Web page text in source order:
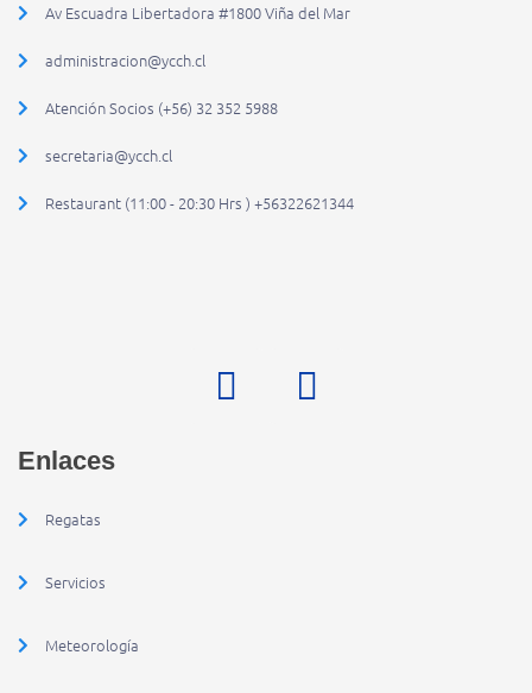
Av Escuadra Libertadora #1800 Viña del Mar
administracion@ycch.cl
Atención Socios (+56) 32 352 5988
secretaria@ycch.cl
Restaurant (11:00 - 20:30 Hrs ) +56322621344
Enlaces
Regatas
Servicios
Meteorología